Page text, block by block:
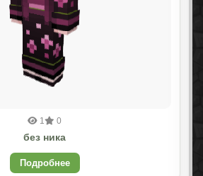
1 0
без ника
Подробнее